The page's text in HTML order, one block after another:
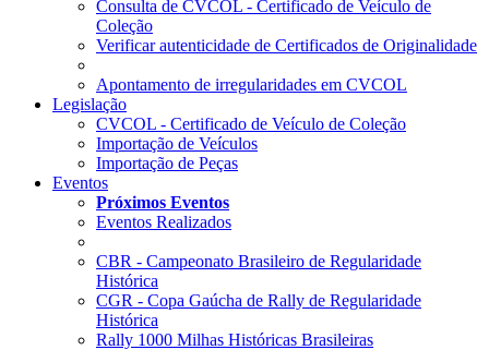
Consulta de CVCOL - Certificado de Veículo de
Coleção
Verificar autenticidade de Certificados de Originalidade
Apontamento de irregularidades em CVCOL
Legislação
CVCOL - Certificado de Veículo de Coleção
Importação de Veículos
Importação de Peças
Eventos
Próximos Eventos
Eventos Realizados
CBR - Campeonato Brasileiro de Regularidade
Histórica
CGR - Copa Gaúcha de Rally de Regularidade
Histórica
Rally 1000 Milhas Históricas Brasileiras